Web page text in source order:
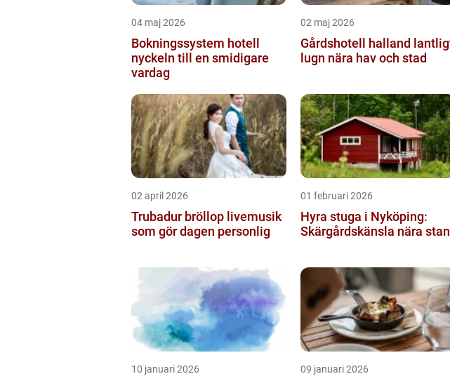
04 maj 2026
Bokningssystem hotell
nyckeln till en smidigare
vardag
02 maj 2026
Gårdshotell halland lantligt
lugn nära hav och stad
02 april 2026
Trubadur bröllop livemusik
som gör dagen personlig
01 februari 2026
Hyra stuga i Nyköping:
Skärgårdskänsla nära stan
10 januari 2026 09 januari 2026